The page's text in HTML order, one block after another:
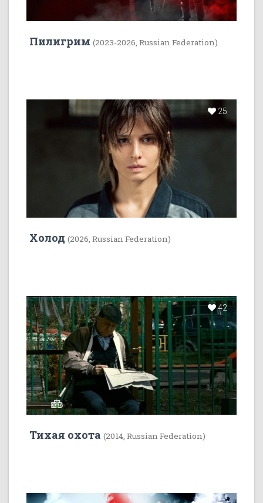
Пилигрим (2023-2026, Russian Federation)
25
Холод (2026, Russian Federation)
42
Тихая охота (2014, Russian Federation)